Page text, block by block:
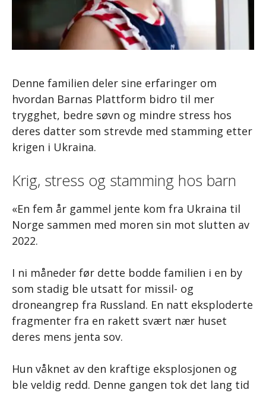
Denne familien deler sine erfaringer om
hvordan Barnas Plattform bidro til mer
trygghet, bedre søvn og mindre stress hos
deres datter som strevde med stamming etter
krigen i Ukraina.
Krig, stress og stamming hos barn
«En fem år gammel jente kom fra Ukraina til
Norge sammen med moren sin mot slutten av
2022.
I ni måneder før dette bodde familien i en by
som stadig ble utsatt for missil- og
droneangrep fra Russland. En natt eksploderte
fragmenter fra en rakett svært nær huset
deres mens jenta sov.
Hun våknet av den kraftige eksplosjonen og
ble veldig redd. Denne gangen tok det lang tid